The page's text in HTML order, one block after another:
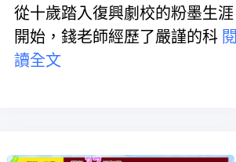
從十歲踏入復興劇校的粉墨生涯
開始，錢老師經歷了嚴謹的科 閱
讀全文